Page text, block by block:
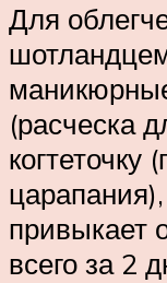
Для
(расческа
когтеточку
привыкает
всего за 2